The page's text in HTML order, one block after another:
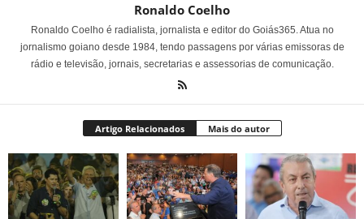
Ronaldo Coelho
Ronaldo Coelho é radialista, jornalista e editor do Goiás365. Atua no
jornalismo goiano desde 1984, tendo passagens por várias emissoras de
rádio e televisão, jornais, secretarias e assessorias de comunicação.
Artigo Relacionados Mais do autor